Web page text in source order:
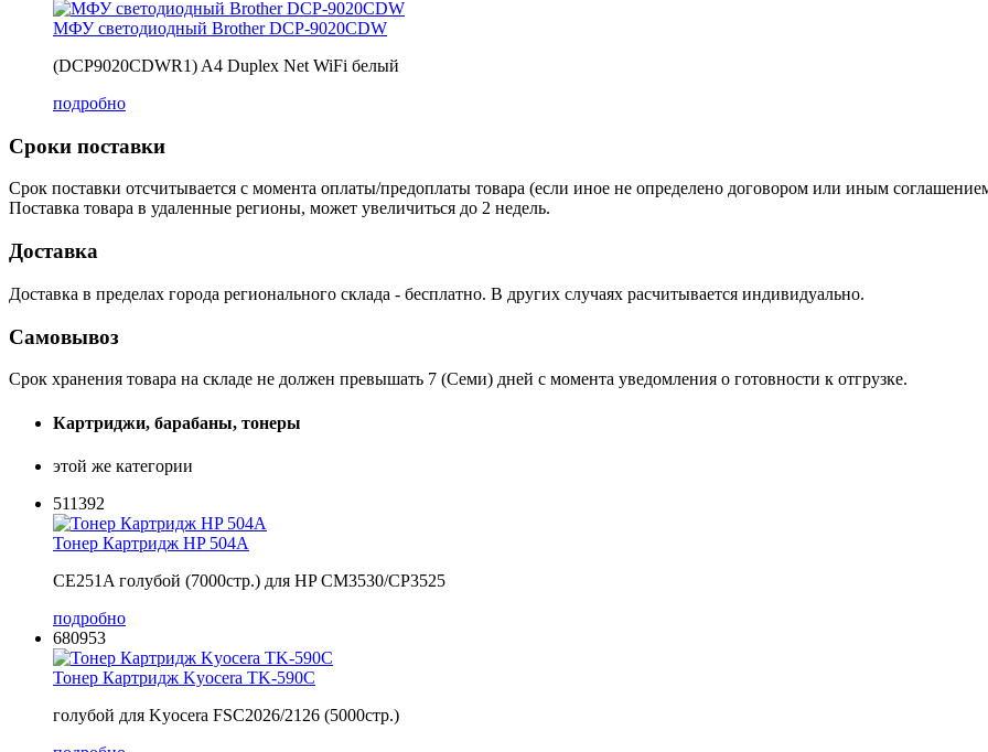
МФУ светодиодный Brother DCP-9020CDW
(DCP9020CDWR1) A4 Duplex Net WiFi белый
подробно
Сроки поставки
Срок поставки отсчитывается с момента оплаты/предоплаты товара (если иное не определено договором или иным
Поставка товара в удаленные регионы, может увеличиться до 2 недель.
Доставка
Доставка в пределах города регионального склада - бесплатно. В других случаях расчитывается индивидуально.
Самовывоз
Срок хранения товара на складе не должен превышать 7 (Семи) дней с момента уведомления о готовности к отгрузке.
Картриджи, барабаны, тонеры
этой же категории
511392
Тонер Картридж HP 504A
CE251A голубой (7000стр.) для HP CM3530/CP3525
подробно
680953
Тонер Картридж Kyocera TK-590C
голубой для Kyocera FSC2026/2126 (5000стр.)